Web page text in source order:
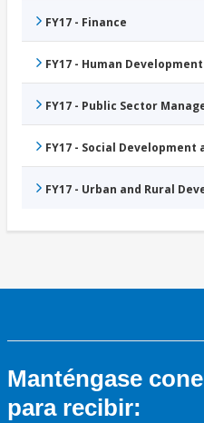
FY17 - Finance
FY17 - Human
FY17 - Public Sector
FY17 - Social
FY17 - Urban and Rural
Manténgase
para recibir: